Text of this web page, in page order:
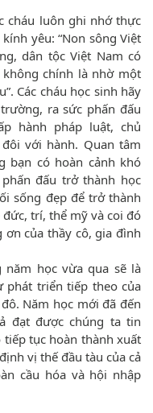
cháu luôn ghi nhớ thực
yêu: “Non sông Việt
dân tộc Việt Nam có
chính là nhờ một
Các cháu học sinh hãy
ra sức phấn đấu
hành pháp luật, chủ
với hành. Quan tâm
bạn có hoàn cảnh khó
đấu trở thành học
sống đẹp để trở thành
trí, thể mỹ và coi đó
của thầy cô, gia đình
học vừa qua sẽ là
phát triển tiếp theo của
Năm học mới đã đến
đạt được chúng ta tin
tục hoàn thành xuất
vị thế đầu tàu của cả
cầu hóa và hội nhập